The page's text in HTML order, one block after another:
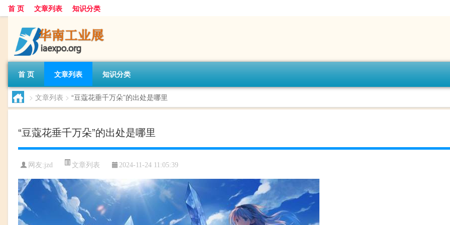
首 页 文章列表 知识分类
首 页 文章列表 知识分类
> 文章列表 > “豆蔻花垂千万朵”的出处是哪里
“豆蔻花垂千万朵”的出处是哪里
网友:jzd 文章列表 2024-11-24 11:05:39